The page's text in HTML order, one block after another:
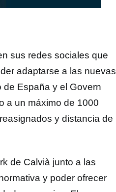
sus redes sociales que
adaptarse a las nuevas
España y el Govern
a un máximo de 1000
y distancia de
de Calvià junto a las
y poder ofrecer